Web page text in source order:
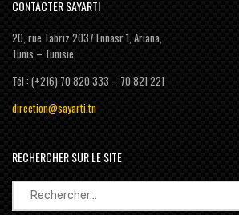
CONTACTER SAYARTI
20, rue Tabriz 2037 Ennasr 1, Ariana,
Tunis – Tunisie
Tél : (+216) 70 820 333 – 70 821 221
direction@sayarti.tn
RECHERCHER SUR LE SITE
Rechercher :